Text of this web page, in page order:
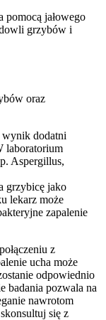
pomocą jałowego
grzybów i
oraz
dodatni
laboratorium
Aspergillus,
grzybicę jako
lekarz może
zapalenie
z
ucha może
odpowiednio
badania pozwala na
nawrotom
się z